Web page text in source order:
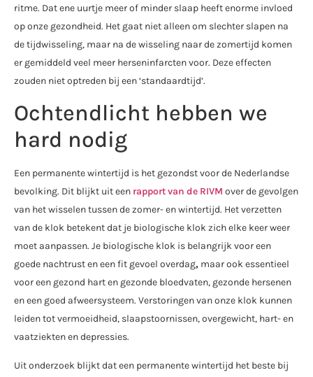
ritme. Dat ene uurtje meer of minder slaap heeft enorme invloed
op onze gezondheid. Het gaat niet alleen om slechter slapen na
de tijdwisseling, maar na de wisseling naar de zomertijd komen
er gemiddeld veel meer herseninfarcten voor. Deze effecten
zouden niet optreden bij een ‘standaardtijd’.
Ochtendlicht hebben we
hard nodig
Een permanente wintertijd is het gezondst voor de Nederlandse
bevolking. Dit blijkt uit een rapport van de RIVM over de gevolgen
van het wisselen tussen de zomer- en wintertijd. Het verzetten
van de klok betekent dat je biologische klok zich elke keer weer
moet aanpassen. Je biologische klok is belangrijk voor een
goede nachtrust en een fit gevoel overdag, maar ook essentieel
voor een gezond hart en gezonde bloedvaten, gezonde hersenen
en een goed afweersysteem. Verstoringen van onze klok kunnen
leiden tot vermoeidheid, slaapstoornissen, overgewicht, hart- en
vaatziekten en depressies.
Uit onderzoek blijkt dat een permanente wintertijd het beste bij